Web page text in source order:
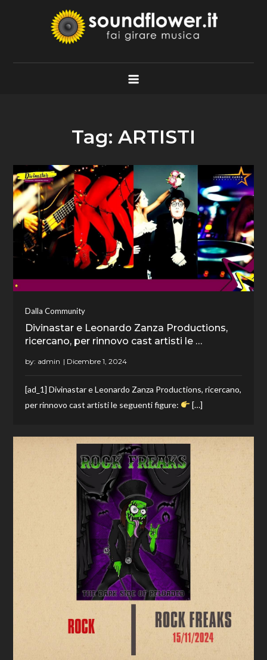
Soundflower.it
Fai Girare Musica
Tag: ARTISTI
Dalla Community
Divinastar e Leonardo Zanza Productions,
ricercano, per rinnovo cast artisti le …
by: admin
[ad_1] Divinastar e Leonardo Zanza Productions, ricercano,
per rinnovo cast artisti le seguenti figure:
[…]